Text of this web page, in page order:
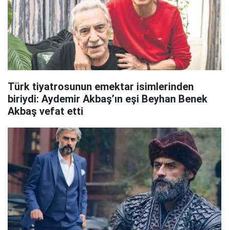
Türk tiyatrosunun emektar isimlerinden
biriydi: Aydemir Akbaş’ın eşi Beyhan Benek
Akbaş vefat etti